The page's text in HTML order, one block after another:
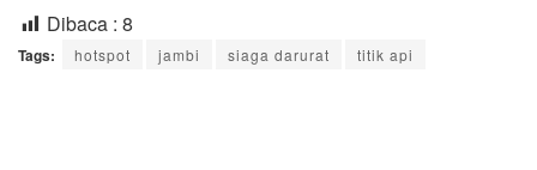
Dibaca : 8
Tags: hotspot jambi siaga darurat titik api